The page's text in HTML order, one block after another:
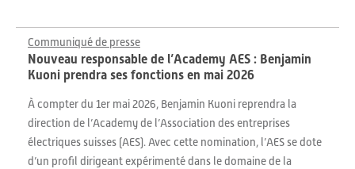
Communiqué de presse
Nouveau responsable de l’Academy AES : Benjamin
Kuoni prendra ses fonctions en mai 2026
À compter du 1er mai 2026, Benjamin Kuoni reprendra la
direction de l’Academy de l’Association des entreprises
électriques suisses (AES). Avec cette nomination, l’AES se dote
d’un profil dirigeant expérimenté dans le domaine de la